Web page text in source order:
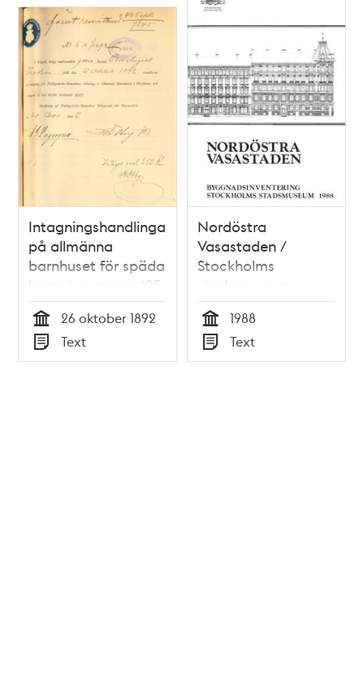
Intagningshandlingar
på allmänna
barnhuset för späda
barnet nummer 425
Elis August Flodin
Tid
26 oktober 1892
Typ
Text
Nordöstra
Vasastaden /
Stockholms
stadsmuseum
Tid
1988
Typ
Text